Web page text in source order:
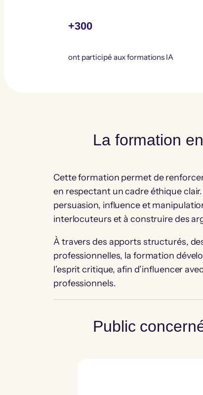
+300
ont participé aux formations IA
La formation
Cette formation permet de
en respectant un cadre éthique
persuasion, influence et
interlocuteurs et à construire des
À travers des apports structurés,
professionnelles, la formation
l’esprit critique, afin d’influencer
professionnels.
Public